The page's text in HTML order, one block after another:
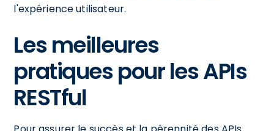
l'expérience utilisateur.
Les meilleures
pratiques pour les APIs
RESTful